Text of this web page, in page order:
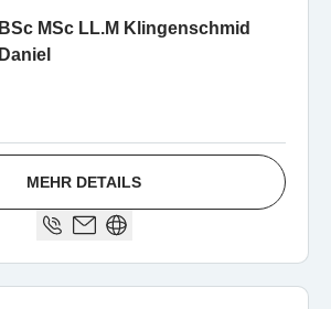
BSc MSc LL.M Klingenschmid
Daniel
MEHR DETAILS